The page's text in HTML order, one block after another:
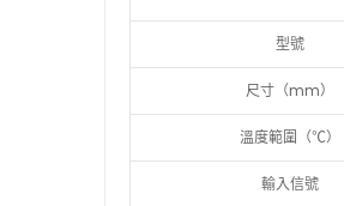
型號
尺寸（mm）
溫度範圍（℃）
輸入信號